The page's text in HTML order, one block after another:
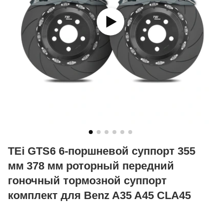
TEi GTS6 6-поршневой суппорт 355
мм 378 мм роторный передний
гоночный тормозной суппорт
комплект для Benz A35 A45 CLA45